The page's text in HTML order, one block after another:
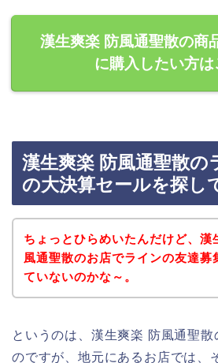
漢生爽楽 防風通聖散の商
に購入したい方は
漢生爽楽 防風通聖散の
の大決算セールを探し
ちょっとひらめいたんだけど、漢
風通聖散のお店でラインの友達募
ていないのかな～。
というのは、漢生爽楽 防風通聖
のですが、地元にあるお店では、